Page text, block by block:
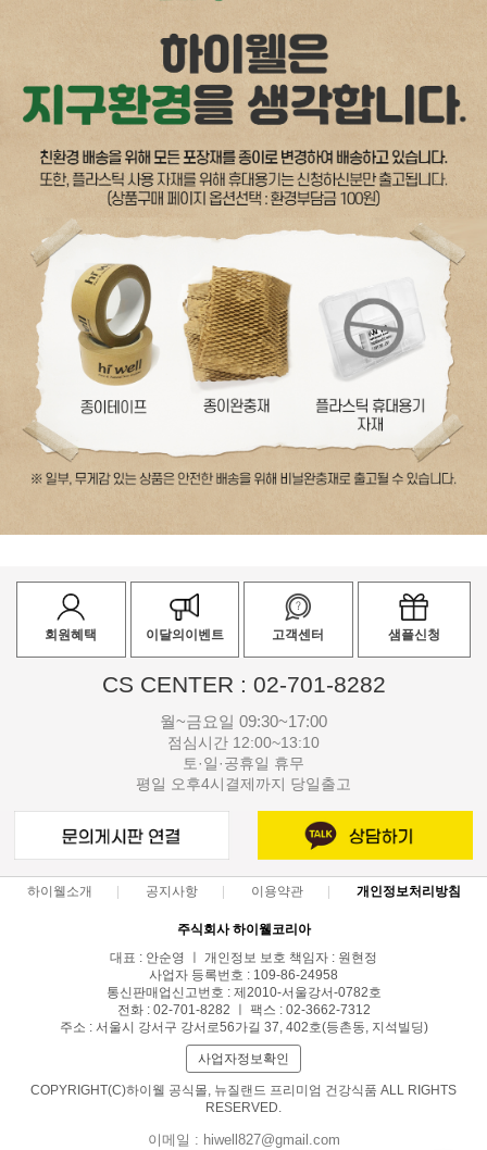
회원혜택 이달의이벤트 고객센터 샘플신청
CS CENTER : 02-701-8282
월~금요일 09:30~17:00
점심시간 12:00~13:10
토·일·공휴일 휴무
평일 오후4시결제까지 당일출고
하이웰소개 공지사항 이용약관 개인정보처리방침
주식회사 하이웰코리아
대표 : 안순영 ㅣ 개인정보 보호 책임자 : 원현정
사업자 등록번호 : 109-86-24958
통신판매업신고번호 : 제2010-서울강서-0782호
전화 : 02-701-8282 ㅣ 팩스 : 02-3662-7312
주소 : 서울시 강서구 강서로56가길 37, 402호(등촌동, 지석빌딩)
사업자정보확인
COPYRIGHT(C)하이웰 공식몰, 뉴질랜드 프리미엄 건강식품 ALL RIGHTS
RESERVED.
이메일 : hiwell827@gmail.com